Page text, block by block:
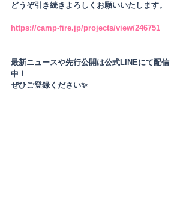
どうぞ引き続きよろしくお願いいたします。
https://camp-fire.jp/projects/view/246751
最新ニュースや先行公開は公式LINEにて配信
中！
ぜひご登録ください✨